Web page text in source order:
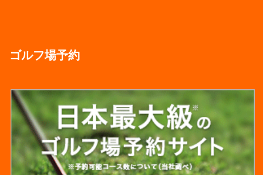
ゴルフ場予約